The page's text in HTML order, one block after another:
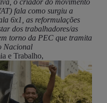
fala como surgiu a
6x1, as reformulações
dos trabalhadores/as
torno da PEC que tramita
Nacional
e Trabalho,